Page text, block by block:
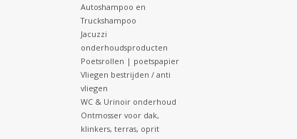
Autoshampoo en
Truckshampoo
Jacuzzi
onderhoudsproducten
Poetsrollen | poetspapier
Vliegen bestrijden / anti
vliegen
WC & Urinoir onderhoud
Ontmosser voor dak,
klinkers, terras, oprit